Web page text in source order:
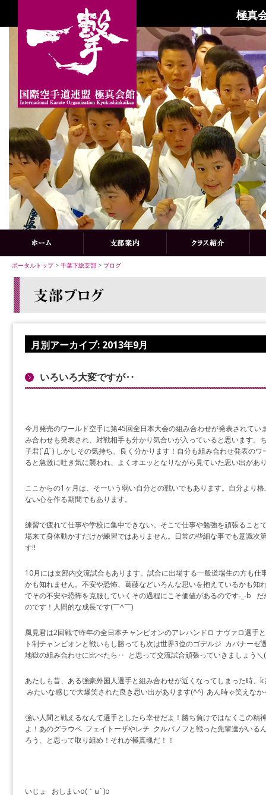
極真
ポータルトップ> 千葉下総支部 > ブログ
月別アーカイブ: 2013年9月
いろいろ大変ですが‥
今月発売のワールド空手に第45回全日本大会の組み合わせが発表されてい
み合わせも発表され、対戦相手も分かり気合いが入っていると思います。
子君(´Д` ) しかしその気持ち、良く分かります！自分も組み合わせ発表の
ると急激に吐き気に襲われ、よくオエッとなりながら見ていた思い出があ
ここからの1ヶ月は、そーいう弱い自分との戦いでもあります。自分より
ない心を作る期間でもあります。
練習で疲れて仕事や学校に集中できない。そこで仕事や勉強を頑張ること
場来て身体動かすだけが練習ではありません。日常の些細な事でも意識次
す‼︎
10月には支部内交流試合もあります。試合に出場する一般道場生の方も
かも知れません。不安や恐怖、葛藤などいろんな思いを抱えているかも
でその不安や恐怖を克服していくその過程にこそ価値があるのです-_-b
のです！人間的な成長です(￣^￣)ゞ
風見君は2回戦で昨年の全日本チャンピオンのアレハンドロ ナヴァロ選手
ト制チャンピオンと戦いもし勝っても次は世界3位のゴデルジ カパナ
地獄の組み合わせに比べたら‥ と思って交流試合頑張っていきましょう
あたしも昔、ある強豪外国人選手と組み合わせが近くなってしまった時
みたいな感じで大爆笑された良き思い出があります(^^) あん時ゃ笑えな
強い人間と戦えるなんて選手としたら幸せだよ！勝ち負けではなくこの精
よ！あのグラウベ フェイトーザやレチ クルバノフと戦った先輩達がいる
ろう、と思って取り組め！それが極真魂だ！！
いじょ おしまいo(｀ω´ )o